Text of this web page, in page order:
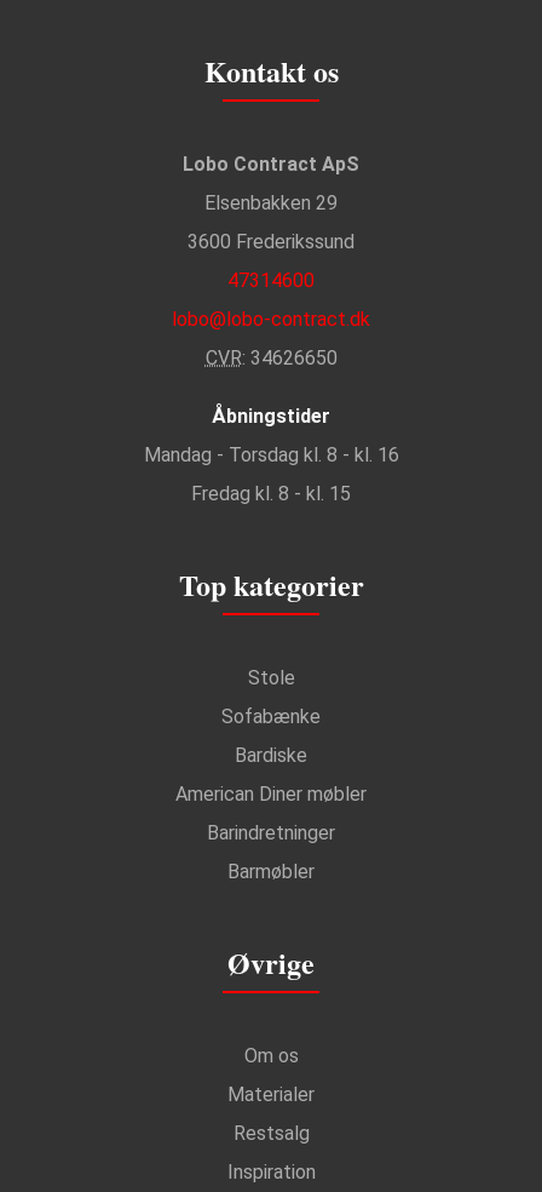
Kontakt os
Lobo Contract ApS
Elsenbakken 29
3600 Frederikssund
47314600
lobo@lobo-contract.dk
CVR: 34626650
Åbningstider
Mandag - Torsdag kl. 8 - kl. 16
Fredag kl. 8 - kl. 15
Top kategorier
Stole
Sofabænke
Bardiske
American Diner møbler
Barindretninger
Barmøbler
Øvrige
Om os
Materialer
Restsalg
Inspiration